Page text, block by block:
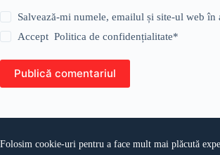
Folosim cookie-uri pentru a face mult mai plăcută
Salvează-mi numele, emailul și site-ul web
AcceptPolitica de confidențialitate*
Publică comentariul